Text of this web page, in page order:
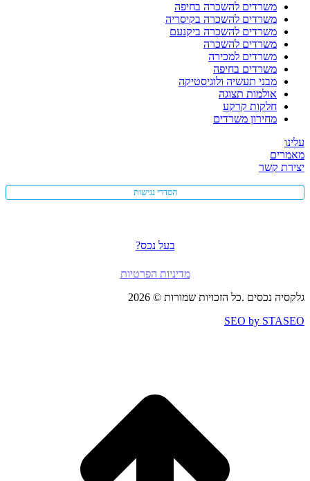
משרדים להשכרה בחיפה
משרדים להשכרה בקיסריה
משרדים להשכרה ביקנעם
משרדים להשכרה
משרדים למכירה
משרדים בחיפה
מבני תעשיה ולוגיסטיקה
אולמות תצוגה
חלקות קרקע
מחירון משרדים
עלינו
מאמרים
יצירת קשר
הסדרי נגישות
בעל נכס?
מדיניות הפרטיות
גלקסיה נכסים .כל הזכויות שמורות © 2026
SEO by STASEO